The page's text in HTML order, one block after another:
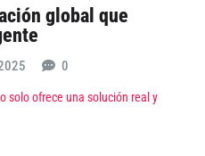
global que
0
solo ofrece una solución real y